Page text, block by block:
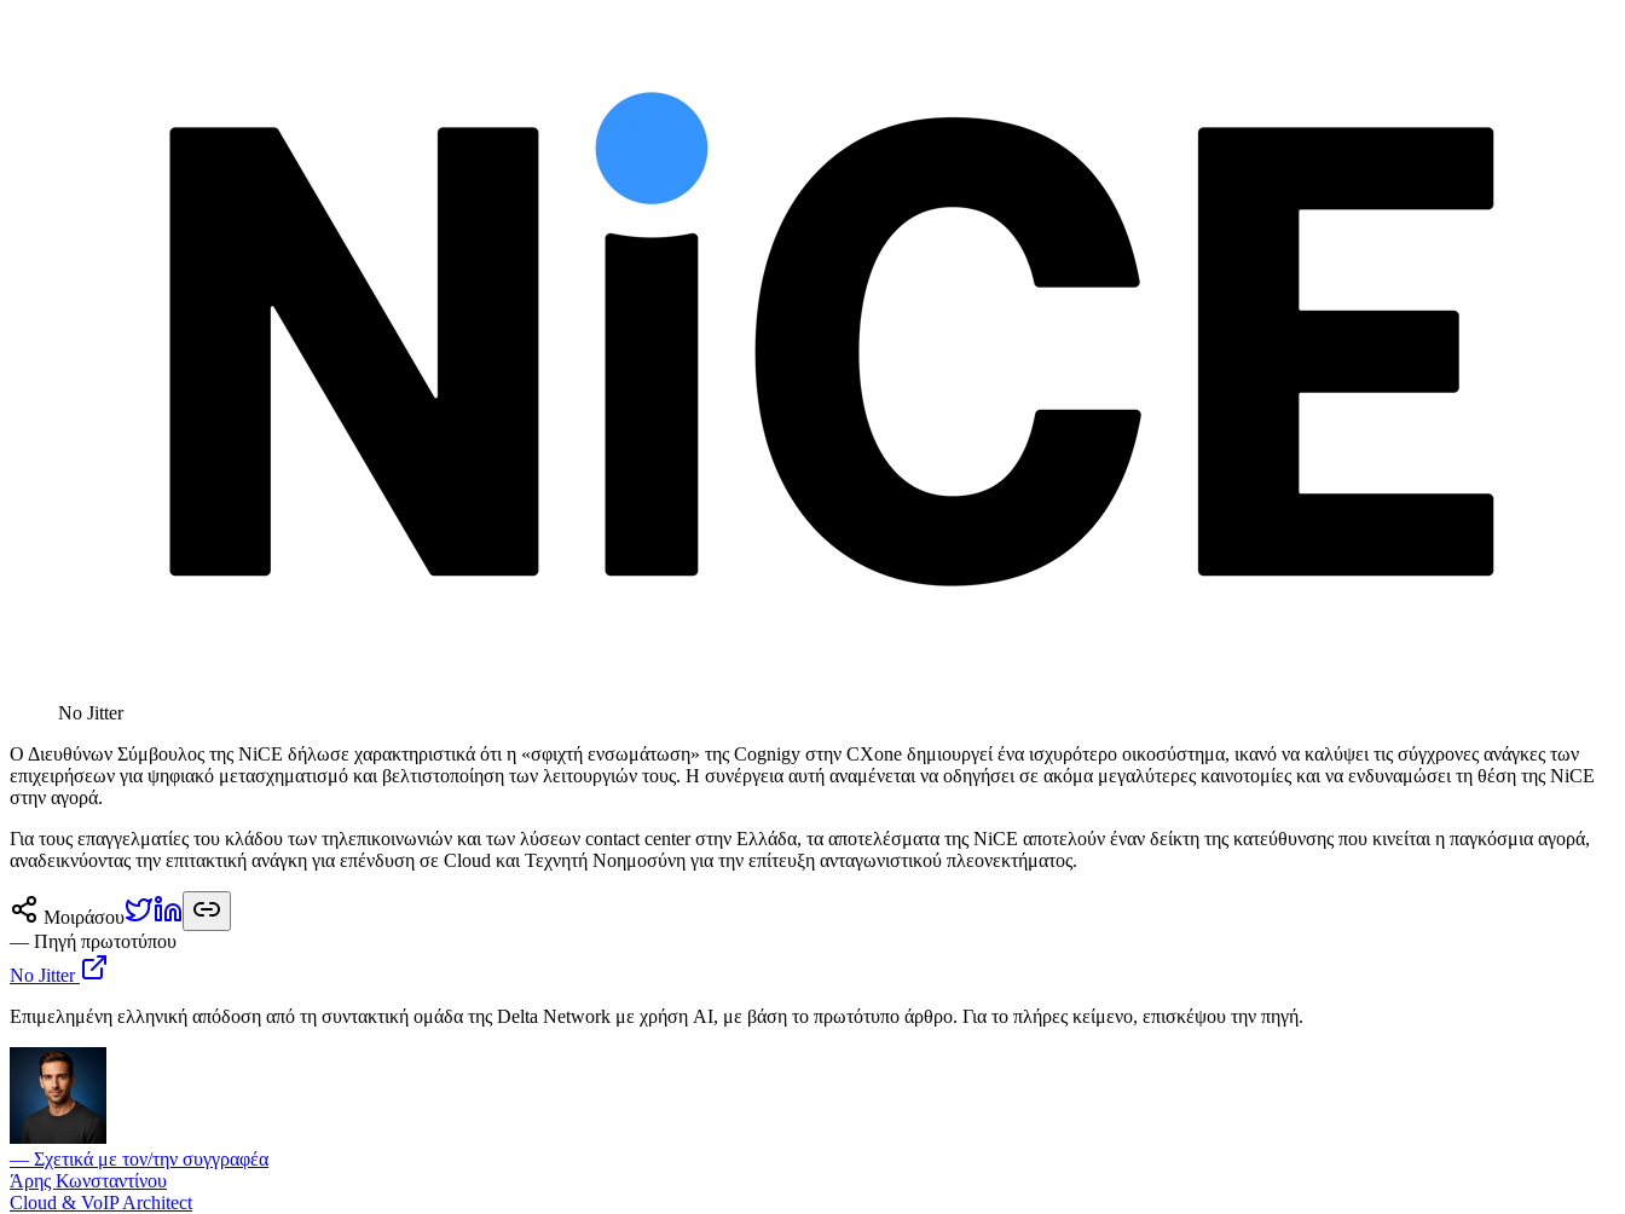
No Jitter
Ο Διευθύνων Σύμβουλος της NiCE δήλωσε χαρακτηριστικά ότι η «σφιχτή ενσωμάτωση» της Cognigy στην CXone δημιουργεί ένα ισχυρότερο οικοσύστημα, ικανό να καλύψει τις σύγχρονες ανάγκες των
επιχειρήσεων για ψηφιακό μετασχηματισμό και βελτιστοποίηση των λειτουργιών τους. Η συνέργεια αυτή αναμένεται να οδηγήσει σε ακόμα μεγαλύτερες καινοτομίες και να ενδυναμώσει τη θέση της NiCE
στην αγορά.
Για τους επαγγελματίες του κλάδου των τηλεπικοινωνιών και των λύσεων contact center στην Ελλάδα, τα αποτελέσματα της NiCE αποτελούν έναν δείκτη της κατεύθυνσης που κινείται η παγκόσμια αγορά,
αναδεικνύοντας την επιτακτική ανάγκη για επένδυση σε Cloud και Τεχνητή Νοημοσύνη για την επίτευξη ανταγωνιστικού πλεονεκτήματος.
Μοιράσου
— Πηγή πρωτοτύπου
No Jitter
Επιμελημένη ελληνική απόδοση από τη συντακτική ομάδα της Delta Network με χρήση AI, με βάση το πρωτότυπο άρθρο. Για το πλήρες κείμενο, επισκέψου την πηγή.
— Σχετικά με τον/την συγγραφέα
Άρης Κωνσταντίνου
Cloud & VoIP Architect